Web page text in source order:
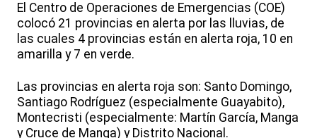
El Centro de Operaciones de Emergencias (COE)
colocó 21 provincias en alerta por las lluvias, de
las cuales 4 provincias están en alerta roja, 10 en
amarilla y 7 en verde.
Las provincias en alerta roja son: Santo Domingo,
Santiago Rodríguez (especialmente Guayabito),
Montecristi (especialmente: Martín García, Manga
y Cruce de Manga) y Distrito Nacional.